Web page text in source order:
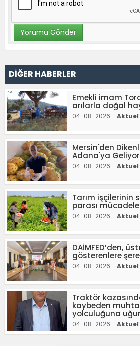
DİĞER HABERLER
Emekli imam
arılarla doğal
04-08-2026 - Aktuel
Mersin'den
Adana'ya Geliyor
04-08-2026 - Aktuel
Tarım işçilerinin
parası
04-08-2026 - Aktuel
DAİMFED’den,
gösterenlere
04-08-2026 - Aktuel
Traktör
kaybeden
yolculuğuna
04-08-2026 - Aktuel